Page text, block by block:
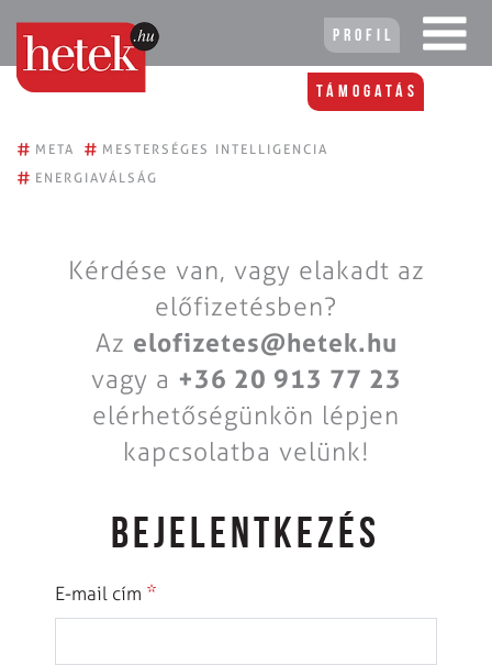
Profil
Támogatás
# META # MESTERSÉGES INTELLIGENCIA
# ENERGIAVÁLSÁG
Kérdése van, vagy elakadt az
előfizetésben?
Az elofizetes@hetek.hu
vagy a +36 20 913 77 23
elérhetőségünkön lépjen
kapcsolatba velünk!
BEJELENTKEZÉS
E-mail cím *